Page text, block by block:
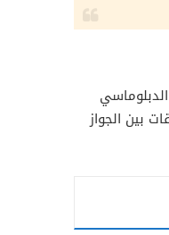
بين الجواز